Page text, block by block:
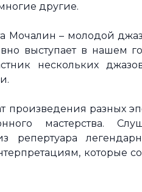
другие.
Мочалин – молодой
выступает в нашем
нескольких
произведения разных
мастерства.
репертуара
которые